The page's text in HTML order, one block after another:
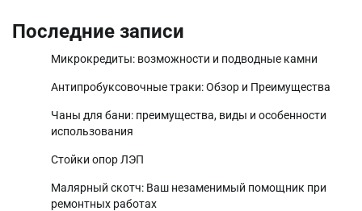
Последние записи
Микрокредиты: возможности и подводные камни
Антипробуксовочные траки: Обзор и Преимущества
Чаны для бани: преимущества, виды и особенности
использования
Стойки опор ЛЭП
Малярный скотч: Ваш незаменимый помощник при
ремонтных работах